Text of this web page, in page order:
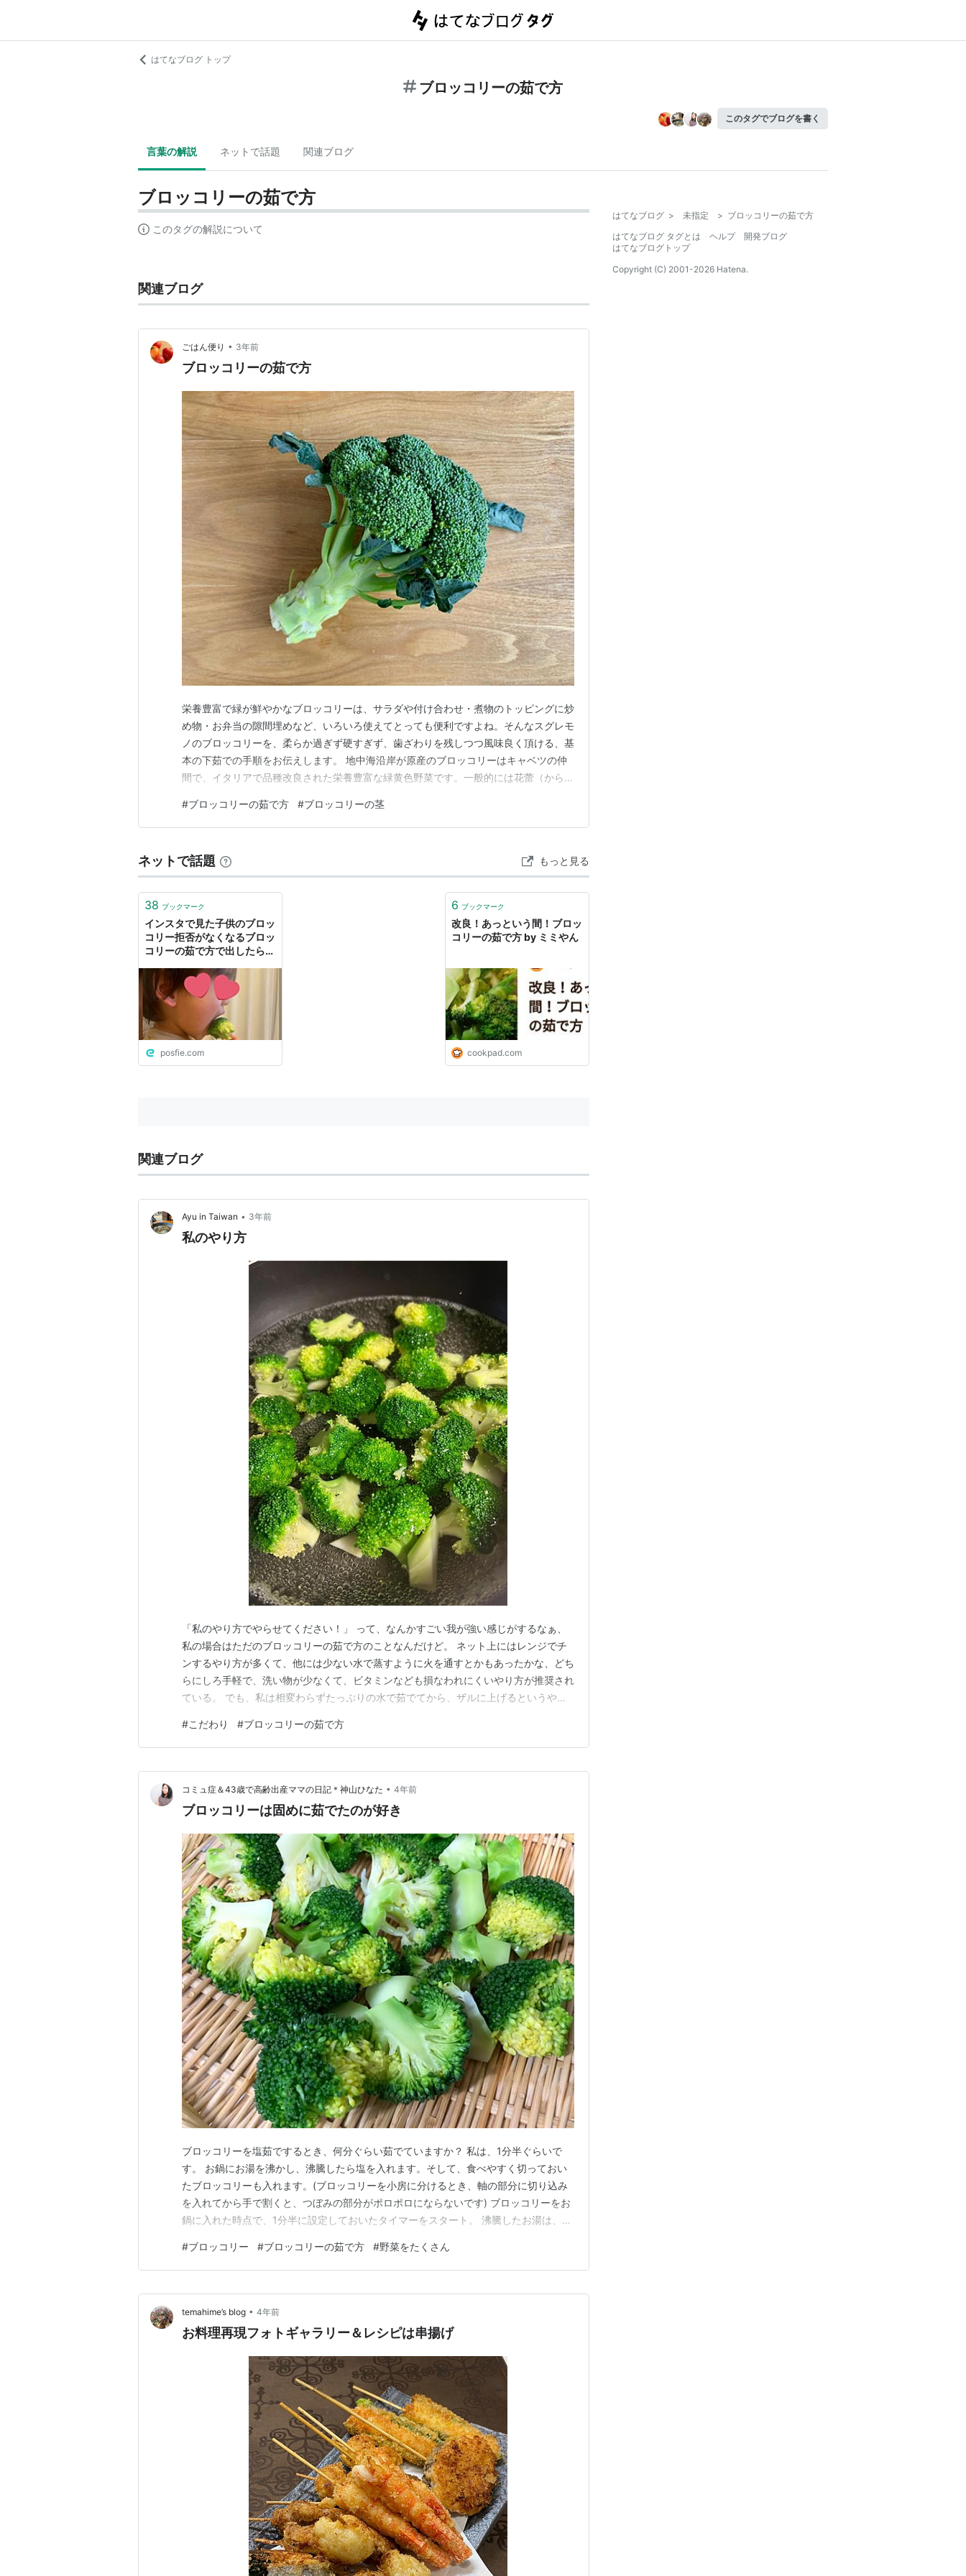
はてなブログ トップ
ブロッコリーの茹で方
このタグでブログを書く
言葉の解説 ネットで話題 関連ブログ
ブロッコリーの茹で方
このタグの解説について
関連ブログ
ごはん便り • 3年前
ブロッコリーの茹で方
栄養豊富で緑が鮮やかなブロッコリーは、サラダや付け合わせ・煮物のトッピングに炒
め物・お弁当の隙間埋めなど、いろいろ使えてとっても便利ですよね。そんなスグレモ
ノのブロッコリーを、柔らか過ぎず硬すぎず、歯ざわりを残しつつ風味良く頂ける、基
本の下茹での手順をお伝えします。 地中海沿岸が原産のブロッコリーはキャベツの仲
間で、イタリアで品種改良された栄養豊富な緑黄色野菜です。一般的には花蕾（から
多い茎の部分や枝の部分も栄養分が豊富で美味しくいただく事が出来ます。 材料（ブ
ロッコリー1個分） ブロッコリー 1個 塩 2〜3g程度…
#ブロッコリーの茹で方 #ブロッコリーの茎
ネットで話題 もっと見る
38 ブックマーク
インスタで見た子供のブロッ
コリー拒否がなくなるブロッ
コリーの茹で方で出したらめ
れだからSNSはやめられな
い…
posfie.com
6 ブックマーク
改良！あっという間！ブロッ
コリーの茹で方 by ミミやん
cookpad.com
関連ブログ
Ayu in Taiwan • 3年前
私のやり方
「私のやり方でやらせてください！」 って、なんかすごい我が強い感じがするなぁ、
私の場合はただのブロッコリーの茹で方のことなんだけど。 ネット上にはレンジでチ
ンするやり方が多くて、他には少ない水で蒸すように火を通すとかもあったかな、どち
らにしろ手軽で、洗い物が少なくて、ビタミンなども損なわれにくいやり方が推奨され
ている。 でも、私は相変わらずたっぷりの水で茹でてから、ザルに上げるというやり
まくできなかった。 すぐ色が変わってしまったり、食感悪かったり、味も美味しくな
いし... で、結局たっぷりの水で茹でるのが一番だと…
#こだわり #ブロッコリーの茹で方
コミュ症＆43歳で高齢出産ママの日記＊神山ひなた • 4年前
ブロッコリーは固めに茹でたのが好き
ブロッコリーを塩茹でするとき、何分ぐらい茹でていますか？ 私は、1分半ぐらいで
す。 お鍋にお湯を沸かし、沸騰したら塩を入れます。そして、食べやすく切っておい
たブロッコリーも入れます。(ブロッコリーを小房に分けるとき、軸の部分に切り込み
を入れてから手で割くと、つぼみの部分がポロポロにならないです) ブロッコリーをお
鍋に入れた時点で、1分半に設定しておいたタイマーをスタート。 沸騰したお湯は、ブ
たようにも見えますが、そこは気にせずに「ブロッコリーをお湯に入れてから1分半」
茹でます。 1分半経ったら火を止め、ブロッコリーを…
#ブロッコリー #ブロッコリーの茹で方 #野菜をたくさん
temahime’s blog • 4年前
お料理再現フォトギャラリー＆レシピは串揚げ
はてなブログ > 未指定 > ブロッコリーの茹で方
はてなブログ タグとは
ヘルプ
開発ブログ
はてなブログトップ
Copyright (C) 2001-2026 Hatena.